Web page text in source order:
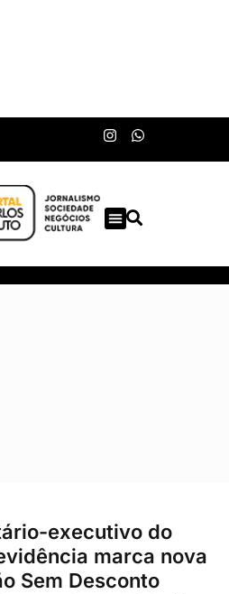
executivo do
marca nova
Sem Desconto